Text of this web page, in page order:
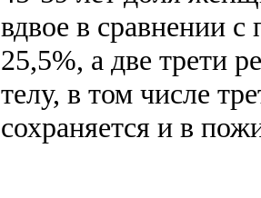
вдвое в сравнении
25,5%, а две трети
телу, в том числе
сохраняется и в